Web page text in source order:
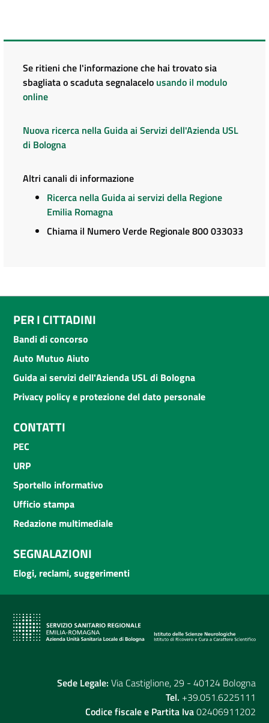
Se ritieni che l'informazione che hai trovato sia
sbagliata o scaduta segnalacelo usando il modulo
online
Nuova ricerca nella Guida ai Servizi dell'Azienda USL
di Bologna
Altri canali di informazione
Ricerca nella Guida ai servizi della Regione
Emilia Romagna
Chiama il Numero Verde Regionale 800 033033
PER I CITTADINI
Bandi di concorso
Auto Mutuo Aiuto
Guida ai servizi dell'Azienda USL di Bologna
Privacy policy e protezione del dato personale
CONTATTI
PEC
URP
Sportello informativo
Ufficio stampa
Redazione multimediale
SEGNALAZIONI
Elogi, reclami, suggerimenti
Sede Legale: Via Castiglione, 29 - 40124 Bologna
Tel. +39.051.6225111
Codice fiscale e Partita Iva02406911202